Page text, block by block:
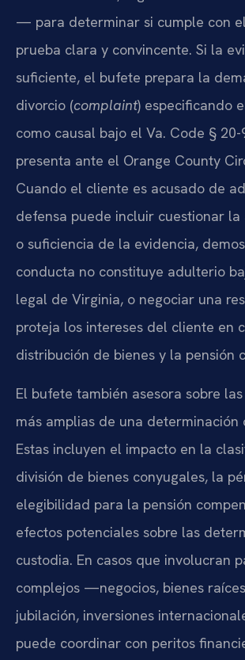
— para determinar si cumple con
prueba clara y convincente. Si la
suficiente, el bufete prepara la
divorcio (complaint) especificando
como causal bajo el Va. Code § 20-
presenta ante el Orange County
Cuando el cliente es acusado de
defensa puede incluir cuestionar
o suficiencia de la evidencia,
conducta no constituye adulterio
legal de Virginia, o negociar una
proteja los intereses del cliente en
distribución de bienes y la pensión
El bufete también asesora sobre
más amplias de una determinación
Estas incluyen el impacto en la
división de bienes conyugales, la
elegibilidad para la pensión
efectos potenciales sobre las
custodia. En casos que involucran
complejos —negocios, bienes
jubilación, inversiones
puede coordinar con peritos